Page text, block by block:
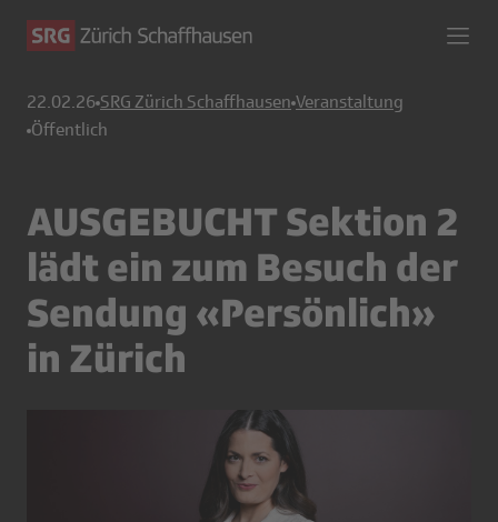
22.02.26 SRG Zürich Schaffhausen Veranstaltung
Öffentlich
AUSGEBUCHT Sektion 2
lädt ein zum Besuch der
Sendung «Persönlich»
in Zürich